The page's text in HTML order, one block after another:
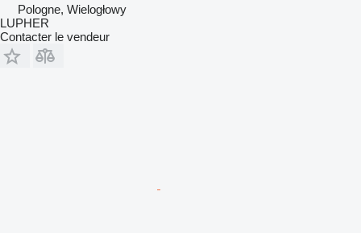
Pologne, Wielogłowy
LUPHER
Contacter le vendeur